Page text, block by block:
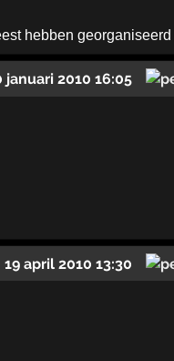
hebben georganiseerd
januari 2010 16:05
19 april 2010 13:30